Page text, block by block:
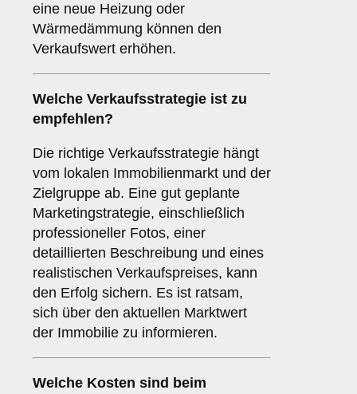
eine neue Heizung oder
Wärmedämmung können den
Verkaufswert erhöhen.
Welche Verkaufsstrategie ist zu
empfehlen?
Die richtige Verkaufsstrategie hängt
vom lokalen Immobilienmarkt und der
Zielgruppe ab. Eine gut geplante
Marketingstrategie, einschließlich
professioneller Fotos, einer
detaillierten Beschreibung und eines
realistischen Verkaufspreises, kann
den Erfolg sichern. Es ist ratsam,
sich über den aktuellen Marktwert
der Immobilie zu informieren.
Welche Kosten sind beim